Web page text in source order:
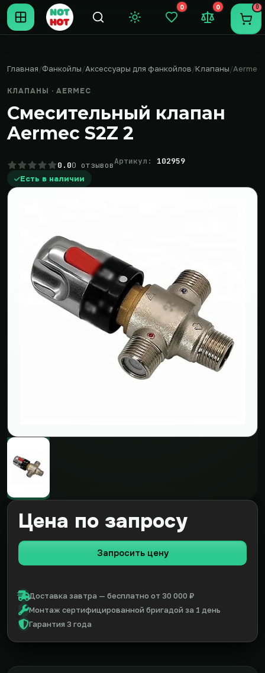
Темная тема
0
Закладки (0)
0
Сравнение
0
Главная Фанкойлы Аксессуары для фанкойлов Клапаны Aermec
КЛАПАНЫ · AERMEC
Смесительный клапан
Aermec S2Z 2
0.00 отзывовАртикул: 102959
Есть в наличии
Цена по запросу
Запросить цену
Доставка завтра — бесплатно от 30 000 ₽
Монтаж сертифицированной бригадой за 1 день
Гарантия 3 года